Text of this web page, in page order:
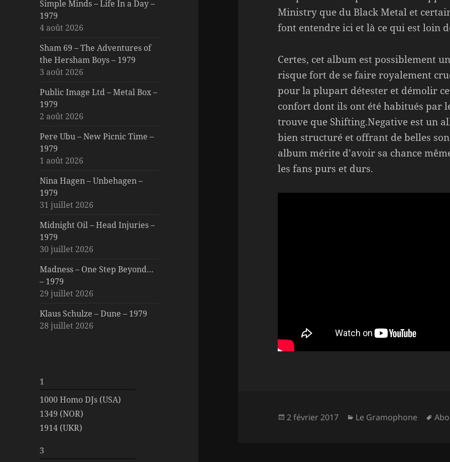
Simple Minds – Life In a Day –
1979
4 août 2026
Sham 69 – The Adventures of
the Hersham Boys – 1979
3 août 2026
Public Image Ltd – Metal Box –
1979
2 août 2026
Pere Ubu – New Picnic Time –
1979
1 août 2026
Nina Hagen – Unbehagen –
1979
31 juillet 2026
Midnight Oil – Head Injuries –
1979
30 juillet 2026
Madness – One Step Beyond…
– 1979
29 juillet 2026
Klaus Schulze – Dune – 1979
28 juillet 2026
1
1000 Homo DJs (USA)
1349 (NOR)
1914 (UKR)
3
Ministry que du Black Metal et
font entendre ici et là ce qui est loin
Certes, cet album est possiblement
risque fort de se faire royalement
pour la plupart détester et démolir
confort dont ils ont été habitués par
trouve que Shifting.Negative est un
bien structuré et offrant de belles
album mérite d’avoir sa chance
les fans purs et durs.
Publié
2 février 2017 Catégories
Le Gramophone